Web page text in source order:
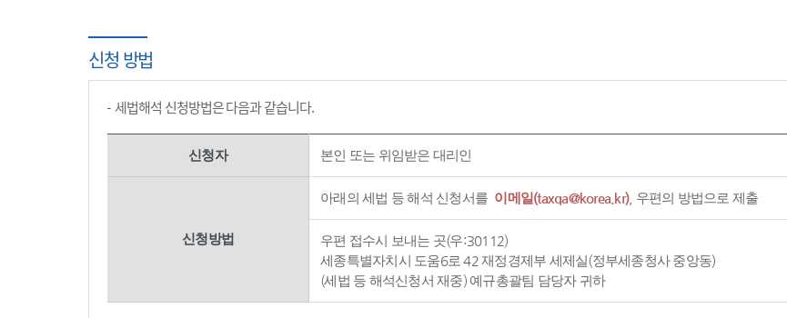
신청 방법
세법해석 신청방법은 다음과 같습니다.
신청자 본인 또는 위임받은 대리인
신청방법
아래의 세법 등 해석 신청서를 이메일(taxqa@korea.kr), 우편의 방법으로 제출
우편 접수시 보내는 곳(우:30112)
세종특별자치시 도움6로 42 재정경제부 세제실(정부세종청사 중앙동)
(세법 등 해석신청서 재중) 예규총괄팀 담당자 귀하